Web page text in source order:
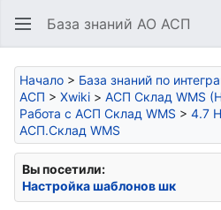
База знаний АО АСП
Начало > База знаний по
АСП > Xwiki > АСП Склад WMS
Работа с АСП Склад WMS > 4.7
АСП.Склад WMS
Вы посетили:
Настройка шаблонов шк